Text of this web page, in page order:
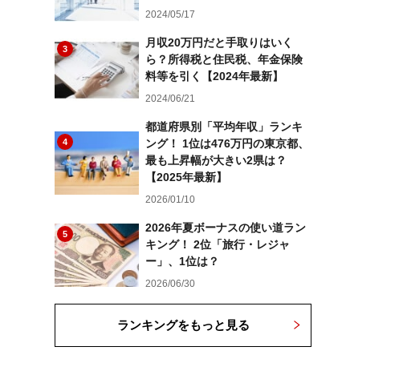
2024/05/17
3
月収20万円だと手取りはいく
ら？所得税と住民税、年金保険
料等を引く【2024年最新】
2024/06/21
4
都道府県別「平均年収」ランキ
ング！ 1位は476万円の東京都、
最も上昇幅が大きい2県は？
【2025年最新】
2026/01/10
5
2026年夏ボーナスの使い道ラン
キング！ 2位「旅行・レジャ
ー」、1位は？
2026/06/30
ランキングをもっと見る